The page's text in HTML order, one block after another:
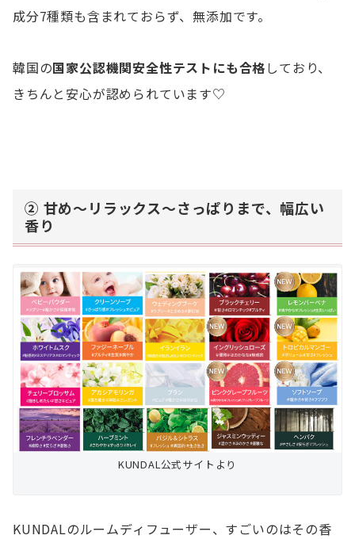
成分7種類も含まれておらず、無添加です。
韓国の国家公認機関安全性テストにも合格しており、
きちんと安心が認められています♡
② 甘め〜リラックス〜さっぱりまで、幅広い
香り
KUNDAL公式サイトより
KUNDALのルームディフューザー、すごいのはその香